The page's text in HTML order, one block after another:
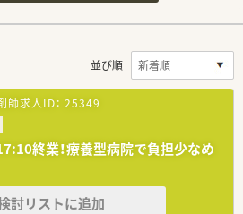
並び順
師求人ID： 25349
終業！療養型病院で負担少なめ
討リストに追加